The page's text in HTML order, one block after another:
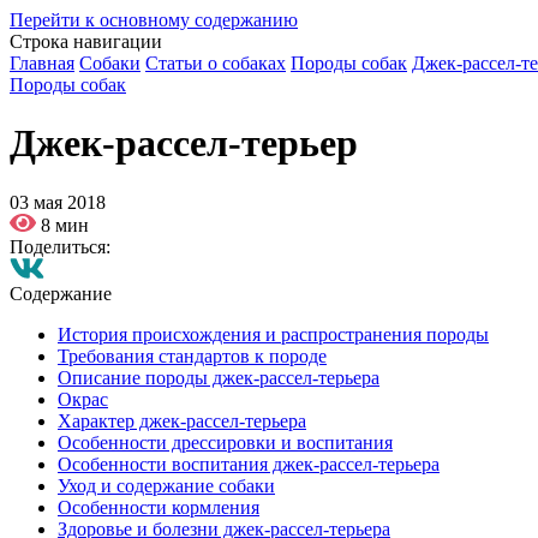
Перейти к основному содержанию
Строка навигации
Главная Собаки Статьи о собаках Породы собак Джек-рассел-
Породы собак
Джек-рассел-терьер
03 мая 2018
8 мин
Поделиться:
Содержание
История происхождения и распространения породы
Требования стандартов к породе
Описание породы джек-рассел-терьера
Окрас
Характер джек-рассел-терьера
Особенности дрессировки и воспитания
Особенности воспитания джек-рассел-терьера
Уход и содержание собаки
Особенности кормления
Здоровье и болезни джек-рассел-терьера